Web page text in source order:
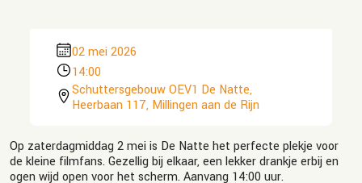
02 mei 2026
14:00
Schuttersgebouw OEV1 De Natte,
Heerbaan 117, Millingen aan de Rijn
Op zaterdagmiddag 2 mei is De Natte het perfecte plekje voor
de kleine filmfans. Gezellig bij elkaar, een lekker drankje erbij en
ogen wijd open voor het scherm. Aanvang 14:00 uur.